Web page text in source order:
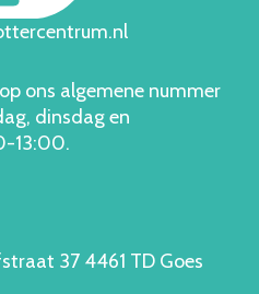
ons algemene nummer
dinsdag en
13:00.
37 4461 TD Goes